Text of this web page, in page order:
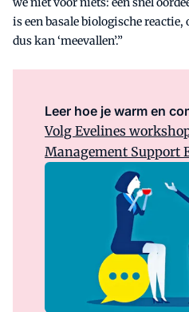
is een basale biologische
dus kan ‘meevallen’.”
Leer hoe je warm en
Volg Evelines
Management Support